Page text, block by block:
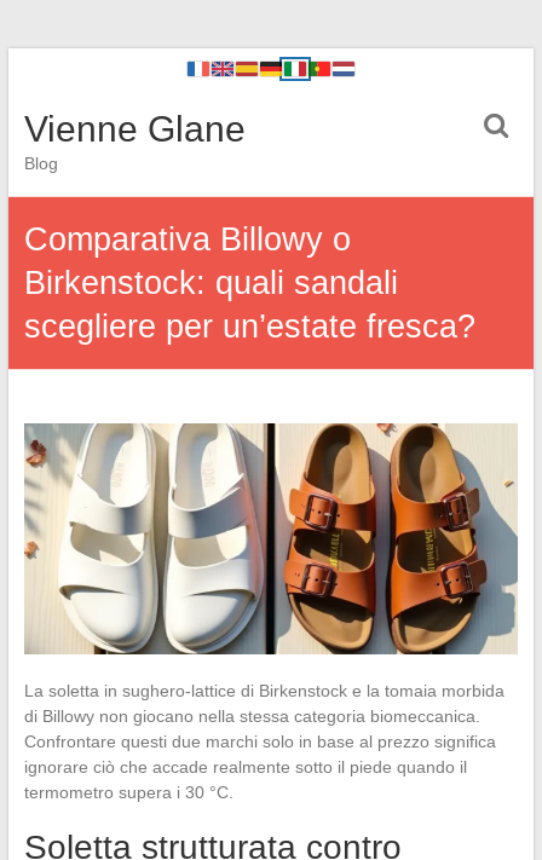
Vienne Glane
Blog
Comparativa Billowy o
Birkenstock: quali sandali
scegliere per un’estate fresca?
La soletta in sughero-lattice di Birkenstock e la tomaia morbida
di Billowy non giocano nella stessa categoria biomeccanica.
Confrontare questi due marchi solo in base al prezzo significa
ignorare ciò che accade realmente sotto il piede quando il
termometro supera i 30 °C.
Soletta strutturata contro